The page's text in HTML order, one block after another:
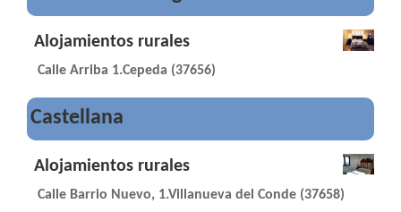
Alojamientos rurales
Calle Arriba 1.Cepeda (37656)
Castellana
Alojamientos rurales
Calle Barrio Nuevo, 1.Villanueva del Conde (37658)